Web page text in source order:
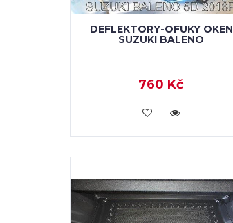
DEFLEKTORY-OFUKY OKEN
SUZUKI BALENO
760 Kč
KOUPIT